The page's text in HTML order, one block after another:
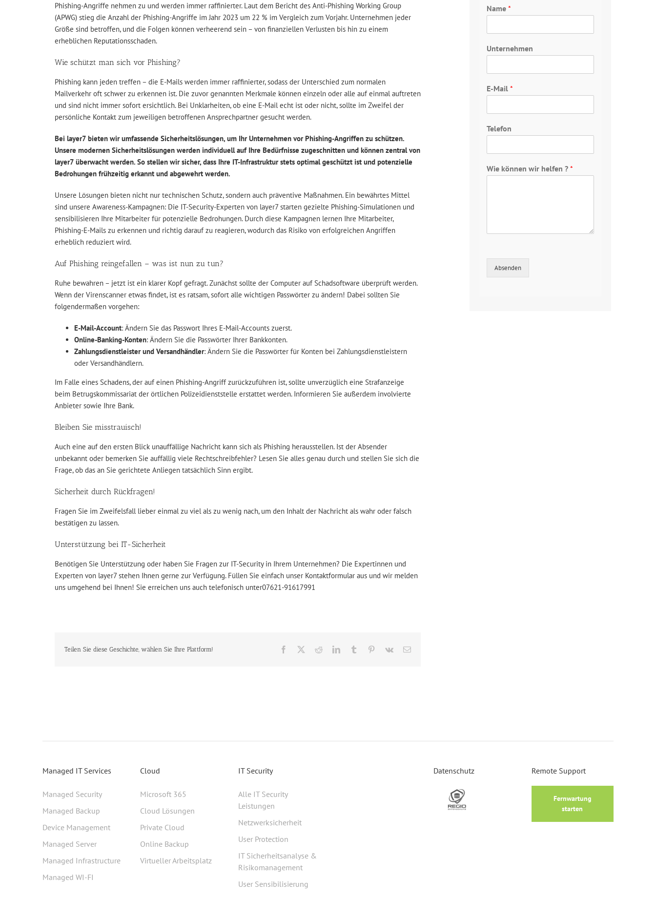
Phishing-Angriffe nehmen zu und werden immer raffinierter. Laut dem Bericht des Anti-Phishing Working Group
(APWG) stieg die Anzahl der Phishing-Angriffe im Jahr 2023 um 22 % im Vergleich zum Vorjahr. Unternehmen jeder
Größe sind betroffen, und die Folgen können verheerend sein – von finanziellen Verlusten bis hin zu einem
erheblichen Reputationsschaden.
Wie schützt man sich vor Phishing?
Phishing kann jeden treffen – die E-Mails werden immer raffinierter, sodass der Unterschied zum normalen
Mailverkehr oft schwer zu erkennen ist. Die zuvor genannten Merkmale können einzeln oder alle auf einmal auftreten
und sind nicht immer sofort ersichtlich. Bei Unklarheiten, ob eine E-Mail echt ist oder nicht, sollte im Zweifel der
persönliche Kontakt zum jeweiligen betroffenen Ansprechpartner gesucht werden.
Bei layer7 bieten wir umfassende Sicherheitslösungen, um Ihr Unternehmen vor Phishing-Angriffen zu schützen.
Unsere modernen Sicherheitslösungen werden individuell auf Ihre Bedürfnisse zugeschnitten und können zentral von
layer7 überwacht werden. So stellen wir sicher, dass Ihre IT-Infrastruktur stets optimal geschützt ist und potenzielle
Bedrohungen frühzeitig erkannt und abgewehrt werden.
Unsere Lösungen bieten nicht nur technischen Schutz, sondern auch präventive Maßnahmen. Ein bewährtes Mittel
sind unsere Awareness-Kampagnen: Die IT-Security-Experten von layer7 starten gezielte Phishing-Simulationen und
sensibilisieren Ihre Mitarbeiter für potenzielle Bedrohungen. Durch diese Kampagnen lernen Ihre Mitarbeiter,
Phishing-E-Mails zu erkennen und richtig darauf zu reagieren, wodurch das Risiko von erfolgreichen Angriffen
erheblich reduziert wird.
Auf Phishing reingefallen – was ist nun zu tun?
Ruhe bewahren – jetzt ist ein klarer Kopf gefragt. Zunächst sollte der Computer auf Schadsoftware überprüft werden.
Wenn der Virenscanner etwas findet, ist es ratsam, sofort alle wichtigen Passwörter zu ändern! Dabei sollten Sie
folgendermaßen vorgehen:
E-Mail-Account: Ändern Sie das Passwort Ihres E-Mail-Accounts zuerst.
Online-Banking-Konten: Ändern Sie die Passwörter Ihrer Bankkonten.
Zahlungsdienstleister und Versandhändler: Ändern Sie die Passwörter für Konten bei Zahlungsdienstleistern
oder Versandhändlern.
Im Falle eines Schadens, der auf einen Phishing-Angriff zurückzuführen ist, sollte unverzüglich eine Strafanzeige
beim Betrugskommissariat der örtlichen Polizeidienststelle erstattet werden. Informieren Sie außerdem involvierte
Anbieter sowie Ihre Bank.
Bleiben Sie misstrauisch!
Auch eine auf den ersten Blick unauffällige Nachricht kann sich als Phishing herausstellen. Ist der Absender
unbekannt oder bemerken Sie auffällig viele Rechtschreibfehler? Lesen Sie alles genau durch und stellen Sie sich die
Frage, ob das an Sie gerichtete Anliegen tatsächlich Sinn ergibt.
Sicherheit durch Rückfragen!
Fragen Sie im Zweifelsfall lieber einmal zu viel als zu wenig nach, um den Inhalt der Nachricht als wahr oder falsch
bestätigen zu lassen.
Unterstützung bei IT-Sicherheit
Benötigen Sie Unterstützung oder haben Sie Fragen zur IT-Security in Ihrem Unternehmen? Die Expertinnen und
Experten von layer7 stehen Ihnen gerne zur Verfügung. Füllen Sie einfach unser Kontaktformular aus und wir melden
uns umgehend bei Ihnen! Sie erreichen uns auch telefonisch unter07621-91617991
Teilen Sie diese Geschichte, wählen Sie Ihre Plattform! Facebook RedditLinkedInTumblr Pinterest
Vk
E-
Name *
Unternehmen
E-Mail *
Telefon
Wie können wir helfen ? *
Absenden
Managed IT Services
Managed Security
Managed Backup
Device Management
Managed Server
Managed Infrastructure
Managed WI-FI
Cloud
Microsoft 365
Cloud Lösungen
Private Cloud
Online Backup
Virtueller Arbeitsplatz
IT Security
Alle IT Security
Leistungen
Netzwerksicherheit
User Protection
IT Sicherheitsanalyse &
Risikomanagement
User Sensibilisierung
Datenschutz Remote Support
Fernwartung
starten